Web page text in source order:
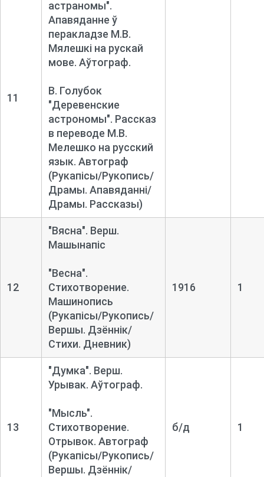
11
астраномы".
Апавяданне ў
перакладзе М.В.
Мялешкі на рускай
мове. Аўтограф.
В. Голубок
"Деревенские
астрономы". Рассказ
в переводе М.В.
Мелешко на русский
язык. Автограф
(Рукапісы/Рукопись/
Драмы. Апавяданні/
Драмы. Рассказы)
12
"Вясна". Верш.
Машынапіс
"Весна".
Стихотворение.
Машинопись
(Рукапісы/Рукопись/
Вершы. Дзённік/
Стихи. Дневник)
1916 1
13
"Думка". Верш.
Урывак. Аўтограф.
"Мысль".
Стихотворение.
Отрывок. Автограф
(Рукапісы/Рукопись/
Вершы. Дзённік/
б/д 1